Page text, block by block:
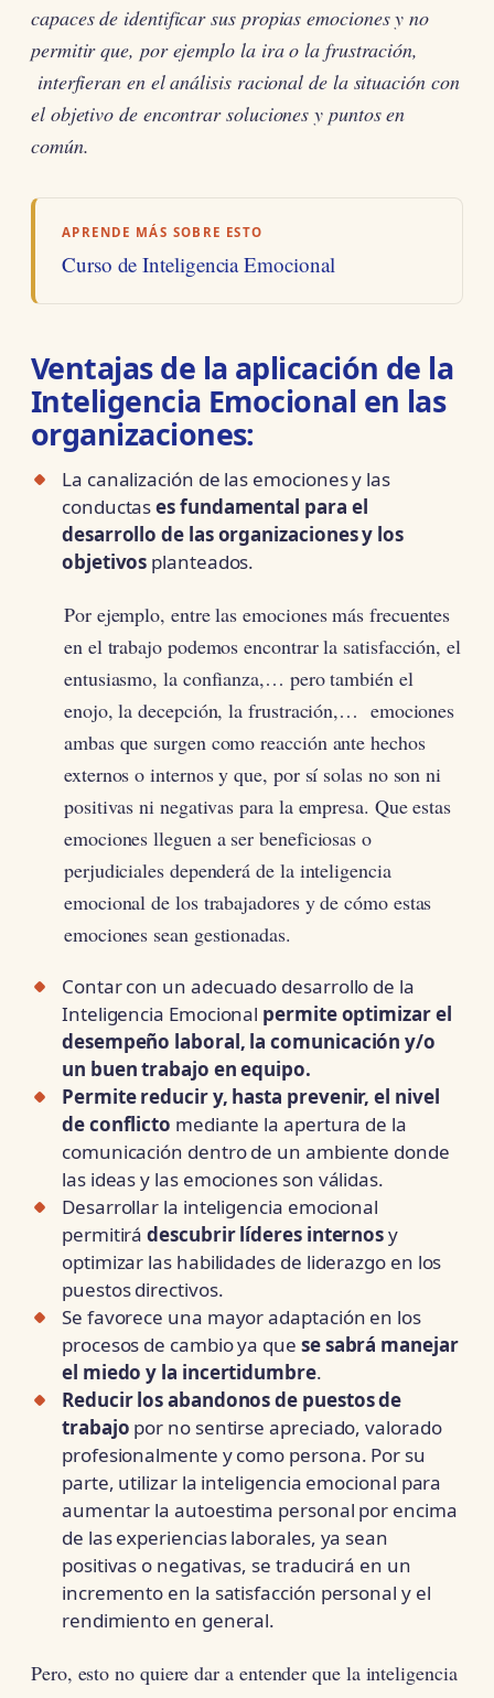
capaces de identificar sus propias emociones y no
permitir que, por ejemplo la ira o la frustración,
interfieran en el análisis racional de la situación con
el objetivo de encontrar soluciones y puntos en
común.
APRENDE MÁS SOBRE ESTO
Curso de Inteligencia Emocional
Ventajas de la aplicación de la
Inteligencia Emocional en las
organizaciones:
La canalización de las emociones y las
conductases fundamental para el
desarrollo de las organizaciones y los
objetivos planteados.
Por ejemplo, entre las emociones más frecuentes
en el trabajo podemos encontrar la satisfacción, el
entusiasmo, la confianza,… pero también el
enojo, la decepción, la frustración,… emociones
ambas que surgen como reacción ante hechos
externos o internos y que, por sí solas no son ni
positivas ni negativas para la empresa. Que estas
emociones lleguen a ser beneficiosas o
perjudiciales dependerá de la inteligencia
emocional de los trabajadores y de cómo estas
emociones sean gestionadas.
Contar con un adecuado desarrollo de la
Inteligencia Emocional permite optimizar el
desempeño laboral, la comunicación y/o
un buen trabajo en equipo.
Permite reducir y, hasta prevenir, el nivel
de conflicto mediante la apertura de la
comunicación dentro de un ambiente donde
las ideas y las emociones son válidas.
Desarrollar la inteligencia emocional
permitirá descubrir líderes internosy
optimizar las habilidades de liderazgo en los
puestos directivos.
Se favorece una mayor adaptación en los
procesos de cambio ya que se sabrá manejar
el miedo y la incertidumbre.
Reducir los abandonos de puestos de
trabajo por no sentirse apreciado, valorado
profesionalmente y como persona. Por su
parte, utilizar la inteligencia emocional para
aumentar la autoestima personal por encima
de las experiencias laborales, ya sean
positivas o negativas, se traducirá en un
incremento en la satisfacción personal y el
rendimiento en general.
Pero, esto no quiere dar a entender que la inteligencia